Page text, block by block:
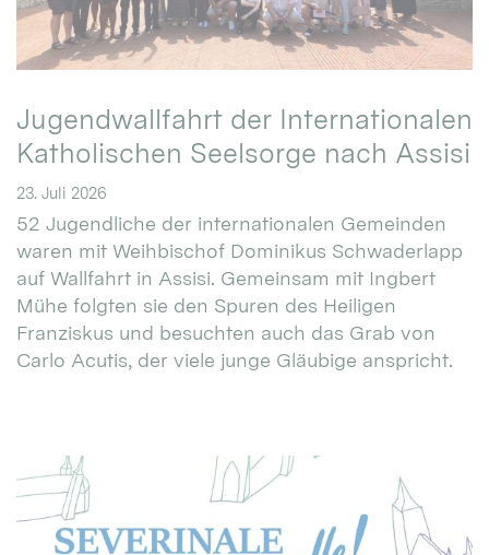
Jugendwallfahrt der Internationalen
Katholischen Seelsorge nach Assisi
23. Juli 2026
52 Jugendliche der internationalen Gemeinden
waren mit Weihbischof Dominikus Schwaderlapp
auf Wallfahrt in Assisi. Gemeinsam mit Ingbert
Mühe folgten sie den Spuren des Heiligen
Franziskus und besuchten auch das Grab von
Carlo Acutis, der viele junge Gläubige anspricht.